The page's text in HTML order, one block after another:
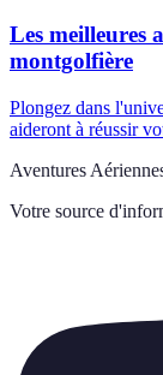
Les meilleures
montgolfière
Plongez dans
aideront à réussir
Aventures
Votre source